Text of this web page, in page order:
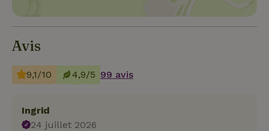
Avis
9,1/10 4,9/5 99 avis
Ingrid
24 juillet 2026